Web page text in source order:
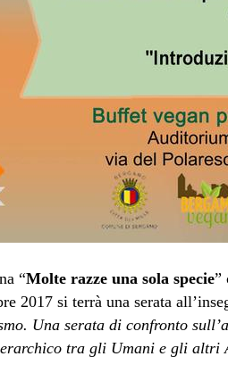
“Molte razze una sola specie”
2017 si terrà una serata
Una serata di confronto
tra gli Umani e gli altri